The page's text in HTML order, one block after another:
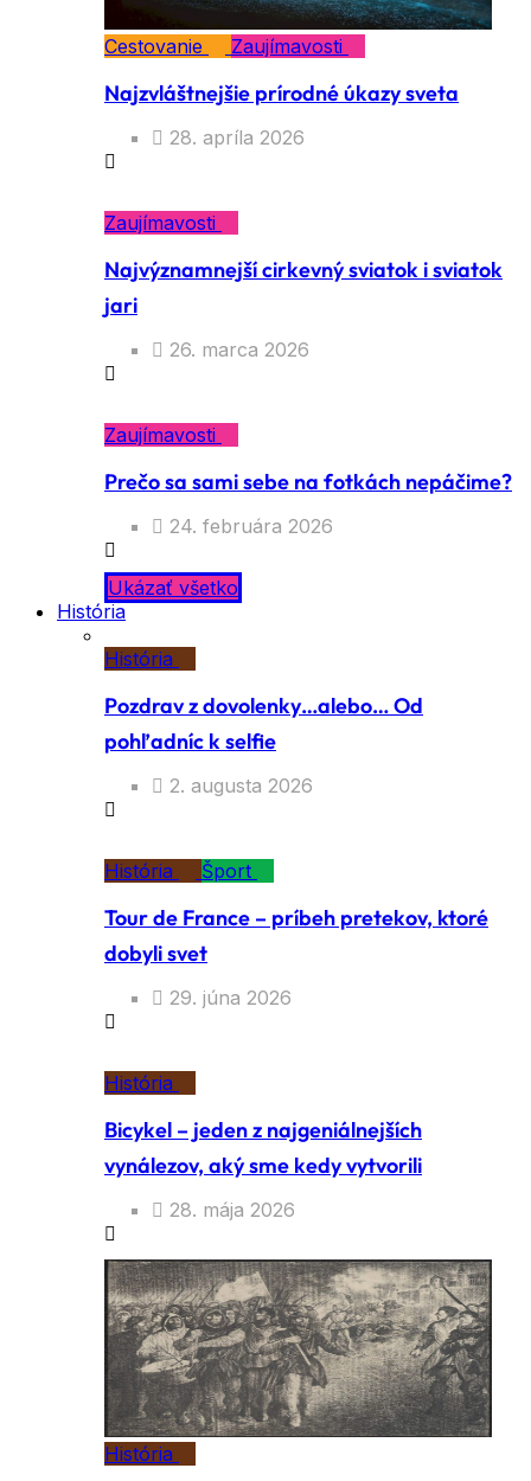
Cestovanie Zaujímavosti
Najzvláštnejšie prírodné úkazy sveta
28. apríla 2026
Zaujímavosti
Najvýznamnejší cirkevný sviatok i sviatok
jari
26. marca 2026
Zaujímavosti
Prečo sa sami sebe na fotkách nepáčime?
24. februára 2026
Ukázať všetko
História
História
Pozdrav z dovolenky…alebo… Od
pohľadníc k selfie
2. augusta 2026
História Šport
Tour de France – príbeh pretekov, ktoré
dobyli svet
29. júna 2026
História
Bicykel – jeden z najgeniálnejších
vynálezov, aký sme kedy vytvorili
28. mája 2026
História